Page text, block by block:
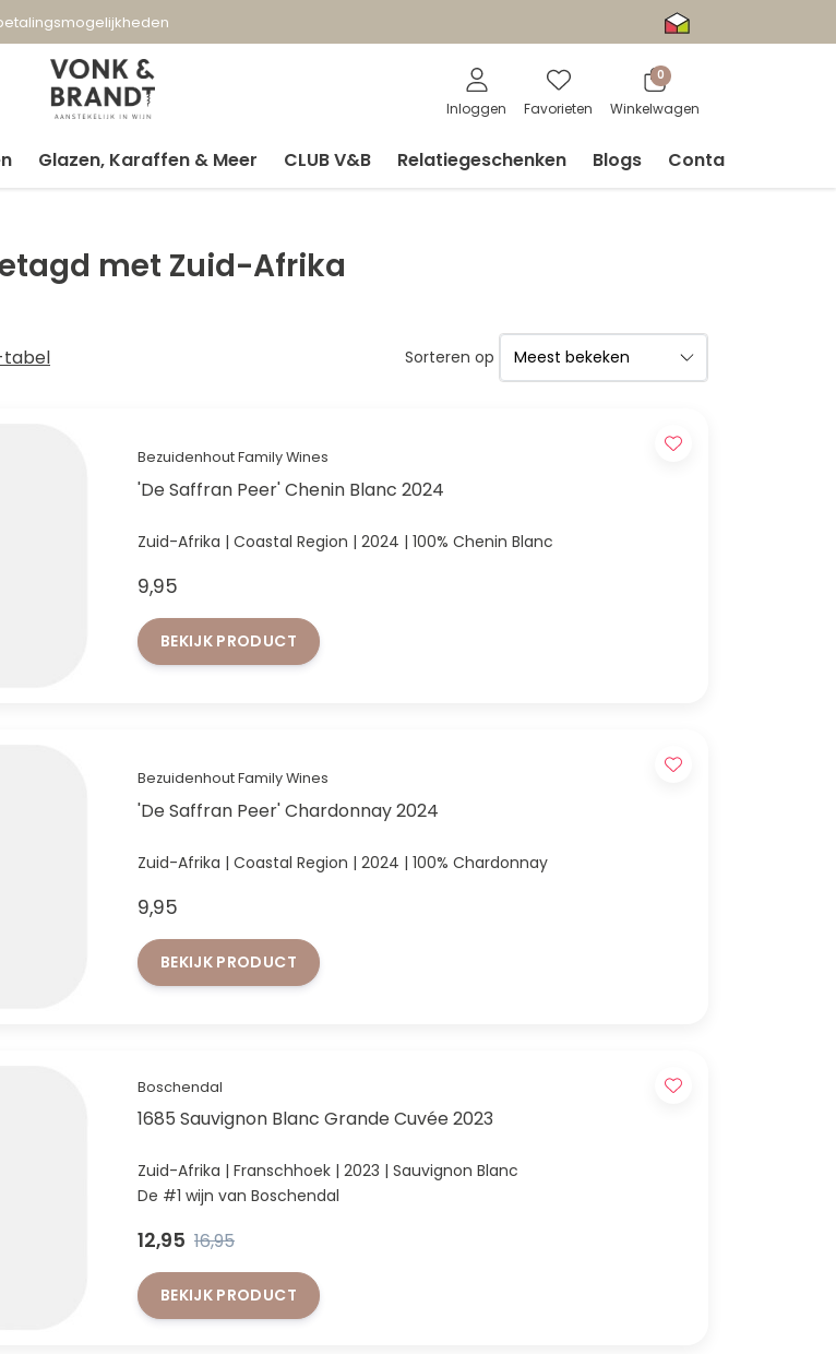
Inloggen Favorieten
0
Winkelwagen
Glazen, Karaffen & Meer CLUB V&B Relatiegeschenken Blogs Contact
met Zuid-Afrika
Sorteren op
Bezuidenhout Family Wines
'De Saffran Peer' Chenin Blanc 2024
Zuid-Afrika | Coastal Region | 2024 | 100% Chenin Blanc
9,95
BEKIJK PRODUCT
Bezuidenhout Family Wines
'De Saffran Peer' Chardonnay 2024
Zuid-Afrika | Coastal Region | 2024 | 100% Chardonnay
9,95
BEKIJK PRODUCT
Boschendal
1685 Sauvignon Blanc Grande Cuvée 2023
Zuid-Afrika | Franschhoek | 2023 | Sauvignon Blanc
De #1 wijn van Boschendal
12,95 16,95
BEKIJK PRODUCT